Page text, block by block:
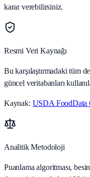
karar verebilirsiniz.
Resmi Veri Kaynağı
Bu karşılaştırmadaki tüm
güncel veritabanları
Kaynak: USDA FoodData
Analitik Metodoloji
Puanlama algoritması,